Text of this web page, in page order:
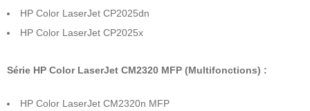
HP Color LaserJet CP2025dn
HP Color LaserJet CP2025x
Série HP Color LaserJet CM2320 MFP (Multifonctions) :
HP Color LaserJet CM2320n MFP